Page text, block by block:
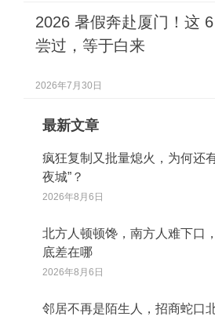
2026 暑假奔赴厦门！这
尝过，等于白来
2026年7月30日
最新文章
疯狂复制又批量熄火，为何还
夜城”？
2026年8月6日
北方人顿顿馋，南方人难下口
底差在哪
2026年8月6日
邻居不再是陌生人，招商蛇口